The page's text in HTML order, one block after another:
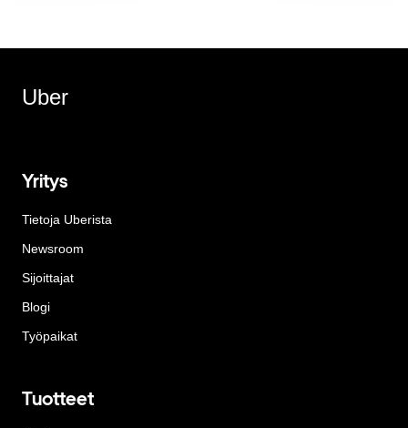
Uber
Yritys
Tietoja Uberista
Newsroom
Sijoittajat
Blogi
Työpaikat
Tuotteet